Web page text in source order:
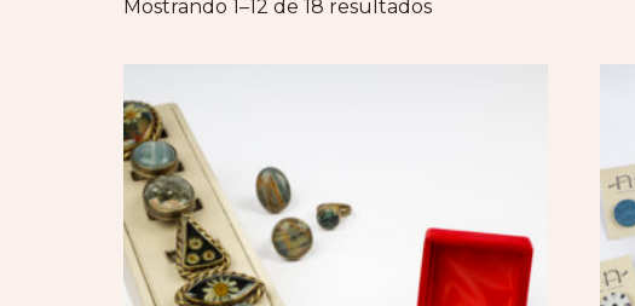
Mostrando 1–12 de 18 resultados